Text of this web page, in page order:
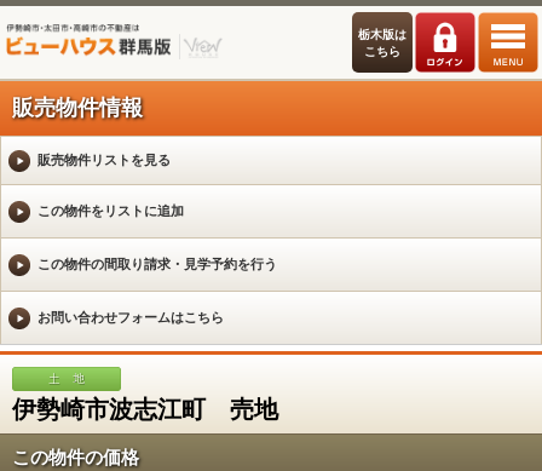
栃木版は
こちら
販売物件情報
販売物件リストを見る
伊勢崎市波志江町 売地
この物件の価格